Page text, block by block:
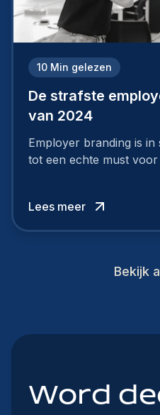
10 Min gelezen
De strafste
van 2024
Employer branding is in
tot een echte must
Lees meer
Bekijk
Word